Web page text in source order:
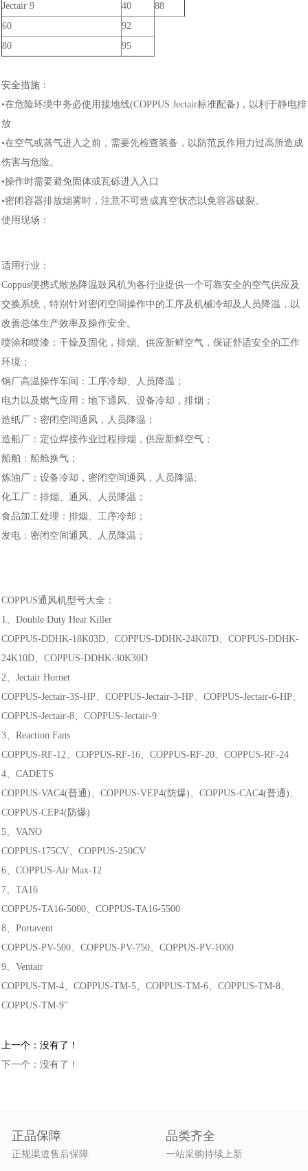
Jectair 9
40
88
60
92
80
95
安全措施：
•在危险环境中务必使用接地线(COPPUS Jectair标准配备)，以利于静电排
放
•在空气或蒸气进入之前，需要先检查装备，以防范反作用力过高所造成
伤害与危险。
•操作时需要避免固体或瓦砾进入入口
•密闭容器排放烟雾时，注意不可造成真空状态以免容器破裂。
使用现场：
适用行业：
Coppus便携式散热降温鼓风机为各行业提供一个可靠安全的空气供应及
交换系统，特别针对密闭空间操作中的工序及机械冷却及人员降温，以
改善总体生产效率及操作安全。
喷涂和喷漆： 干燥及固化，排烟、供应新鲜空气，保证舒适安全的工作
环境；
钢厂高温操作车间： 工序冷却、人员降温；
电力以及燃气应用： 地下通风、设备冷却，排烟；
造纸厂： 密闭空间通风，人员降温；
造船厂： 定位焊接作业过程排烟，供应新鲜空气；
船舶： 船舱换气；
炼油厂： 设备冷却，密闭空间通风，人员降温;
化工厂： 排烟、通风、人员降温；
食品加工处理： 排烟、工序冷却；
发电： 密闭空间通风、人员降温；
COPPUS通风机型号大全：
1、Double Duty Heat Killer
COPPUS-DDHK-18K03D、COPPUS-DDHK-24K07D、COPPUS-DDHK-
24K10D、COPPUS-DDHK-30K30D
2、Jectair Hornet
COPPUS-Jectair-3S-HP、COPPUS-Jectair-3-HP、COPPUS-Jectair-6-HP、
COPPUS-Jectair-8、COPPUS-Jectair-9
3、Reaction Fans
COPPUS-RF-12、COPPUS-RF-16、COPPUS-RF-20、COPPUS-RF-24
4、CADETS
COPPUS-VAC4(普通)、COPPUS-VEP4(防爆)、COPPUS-CAC4(普通)、
COPPUS-CEP4(防爆)
5、VANO
COPPUS-175CV、COPPUS-250CV
6、COPPUS-Air Max-12
7、TA16
COPPUS-TA16-5000、COPPUS-TA16-5500
8、Portavent
COPPUS-PV-500、COPPUS-PV-750、COPPUS-PV-1000
9、Ventair
COPPUS-TM-4、COPPUS-TM-5、COPPUS-TM-6、COPPUS-TM-8、
COPPUS-TM-9"
上一个：没有了！
下一个：没有了！
正品保障
正规渠道售后保障
品类齐全
一站采购持续上新